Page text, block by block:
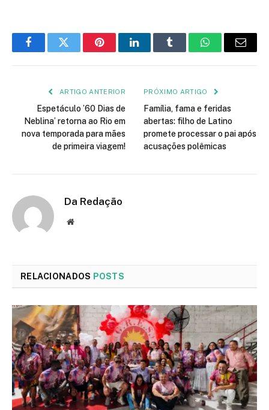
FacebookTwitter PinterestLinkedInTumblr WhatsApp
E-
ARTIGO ANTERIOR
Espetáculo ’60 Dias de
Neblina’ retorna ao Rio em
nova temporada para mães
de primeira viagem!
PRÓXIMO ARTIGO
Família, fama e feridas
abertas: filho de Latino
promete processar o pai após
acusações polêmicas
Da Redação
Site
RELACIONADOS POSTS